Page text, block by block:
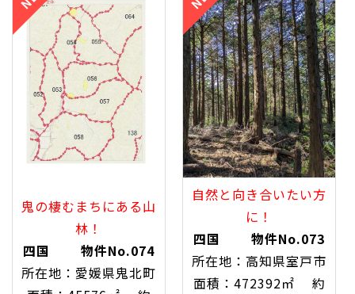
鬼の棲むまちにある山
林！
四国 物件No.074
所在地：愛媛県鬼北町
自然と向き合いたい方
に！
四国 物件No.073
所在地：高知県室戸市
面積：472392㎡ 約